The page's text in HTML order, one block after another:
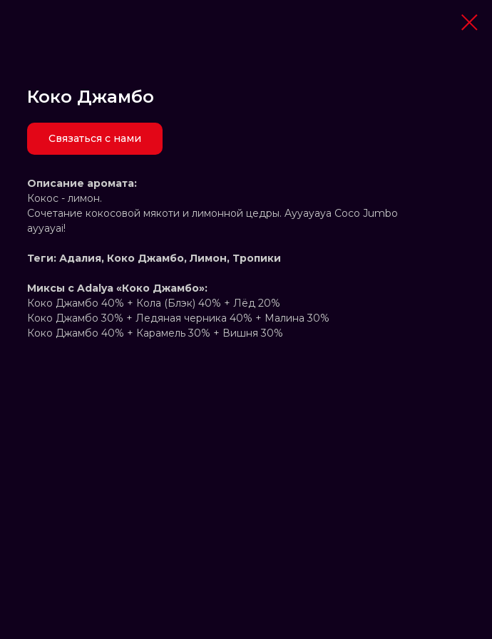
Коко Джамбо
Связаться с нами
Описание аромата:
Кокос - лимон.
Сочетание кокосовой мякоти и лимонной цедры. Ayyayaya Coco Jumbo
ayyayai!
Теги: Адалия, Коко Джамбо, Лимон, Тропики
Миксы с Adalya «Коко Джамбо»:
Коко Джамбо 40% + Кола (Блэк) 40% + Лёд 20%
Коко Джамбо 30% + Ледяная черника 40% + Малина 30%
Коко Джамбо 40% + Карамель 30% + Вишня 30%